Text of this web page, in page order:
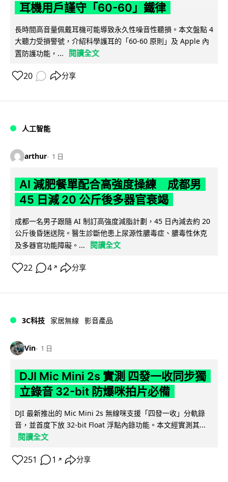
耳機用戶謹守「60-60」鐵律
長時間高音量佩戴耳機可能導致永久性噪音性聽損。本文盤點 4
大聽力受損警號，介紹科學護耳的「60-60 原則」及 Apple 內
置防護功能，...
閱讀全文
20 分享
人工智能
arthur 1 日
AI 減肥餐單配合高強度操練 成都男
45 日減 20 公斤後多器官衰竭
成都一名男子跟隨 AI 制訂高強度減脂計劃，45 日內減去約 20
公斤後昏迷送院。醫生診斷他患上尿源性膿毒症、膿毒性休克
及多器官功能障礙。...
閱讀全文
22 4 ↗ 分享
3C科技 家居無線 影音產品
Vin 1 日
DJI Mic Mini 2s 實測 四發一收同步獨
立錄音 32-bit 防爆咪拍片必備
DJI 最新推出的 Mic Mini 2s 無線咪支援「四發一收」分軌錄
音，並首度下放 32-bit Float 浮點內錄功能。本文經實測其...
閱讀全文
251 1 ↗ 分享